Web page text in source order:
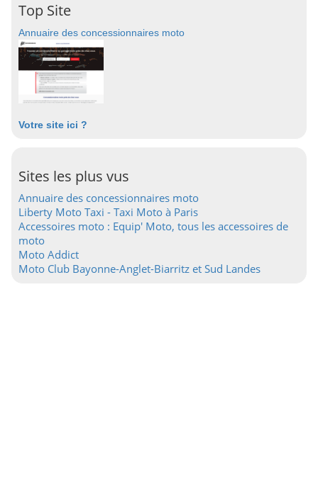
Top Site
Annuaire des concessionnaires moto
Votre site ici ?
Sites les plus vus
Annuaire des concessionnaires moto
Liberty Moto Taxi - Taxi Moto à Paris
Accessoires moto : Equip' Moto, tous les accessoires de
moto
Moto Addict
Moto Club Bayonne-Anglet-Biarritz et Sud Landes